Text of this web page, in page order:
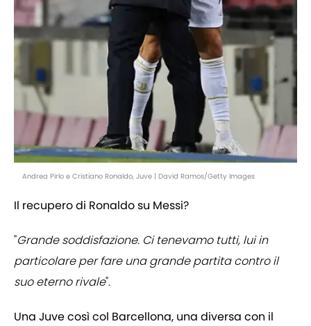
Andrea Pirlo e Cristiano Ronaldo, Juve | David Ramos/Getty Images
Il recupero di Ronaldo su Messi?
"Grande soddisfazione. Ci tenevamo tutti, lui in
particolare per fare una grande partita contro il
suo eterno rivale".
Una Juve così col Barcellona, una diversa con il